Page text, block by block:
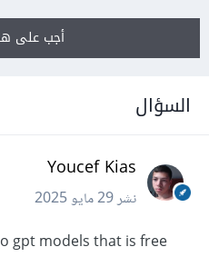
أجب على
السؤال
Youcef Kias
نشر29 مايو 2025
gpt models that is free